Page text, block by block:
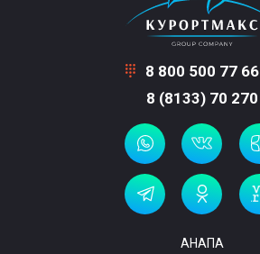
8 800 500 77 66
8 (8133) 70 270
АНАПА